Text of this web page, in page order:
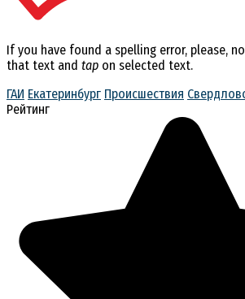
If you have found a spelling error, please,
that text and tap on selected text.
ГАИ Екатеринбург Происшествия
Рейтинг